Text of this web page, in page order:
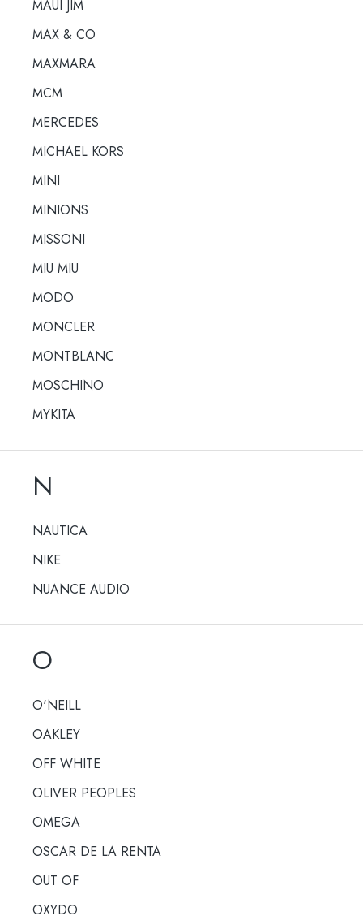
MAUI JIM
MAX & CO
MAXMARA
MCM
MERCEDES
MICHAEL KORS
MINI
MINIONS
MISSONI
MIU MIU
MODO
MONCLER
MONTBLANC
MOSCHINO
MYKITA
N
NAUTICA
NIKE
NUANCE AUDIO
O
O'NEILL
OAKLEY
OFF WHITE
OLIVER PEOPLES
OMEGA
OSCAR DE LA RENTA
OUT OF
OXYDO